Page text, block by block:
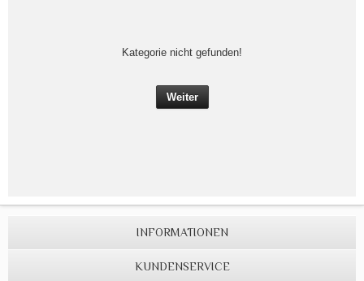
Kategorie nicht gefunden!
Weiter
INFORMATIONEN
KUNDENSERVICE